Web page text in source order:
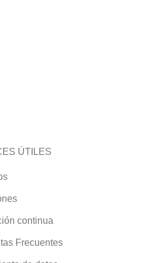
ÚTILES
continua
Frecuentes